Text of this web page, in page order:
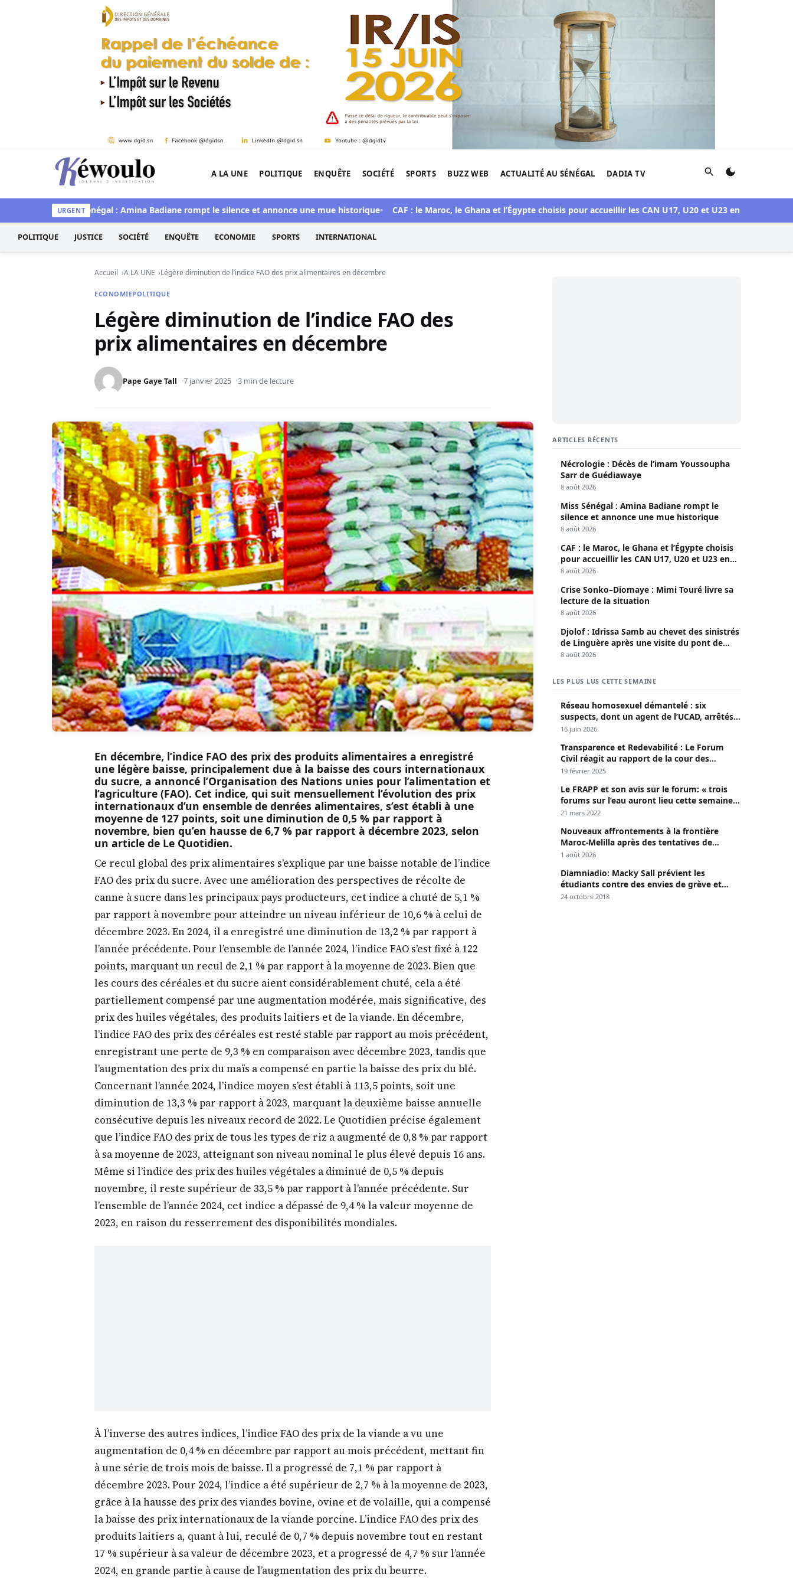
Aller au contenu
Kéwoulo, le premier site d'information et d'investigation de l'Afrique.
A LA UNE POLITIQUE ENQUÊTE SOCIÉTÉ SPORTS BUZZ WEB ACTUALITÉ AU SÉNÉGAL DADIA TV Rechercher
URGENT
Miss Sénégal : Amina Badiane rompt le silence et annonce une mue historique CAF : le Maroc, le Ghana et l’Égypte choisis pour accueillir les CAN U17, U20 et U23 en 2027
POLITIQUE JUSTICE SOCIÉTÉ ENQUÊTE ECONOMIE SPORTS INTERNATIONAL
Accueil A LA UNE Légère diminution de l’indice FAO des prix alimentaires en décembre
ECONOMIEPOLITIQUE
Légère diminution de l’indice FAO des
prix alimentaires en décembre
Pape Gaye Tall 7 janvier 2025 3 min de lecture
En décembre, l’indice FAO des prix des produits alimentaires a enregistré
une légère baisse, principalement due à la baisse des cours internationaux
du sucre, a annoncé l’Organisation des Nations unies pour l’alimentation et
l’agriculture (FAO). Cet indice, qui suit mensuellement l’évolution des prix
internationaux d’un ensemble de denrées alimentaires, s’est établi à une
moyenne de 127 points, soit une diminution de 0,5 % par rapport à
novembre, bien qu’en hausse de 6,7 % par rapport à décembre 2023, selon
un article de Le Quotidien.
Ce recul global des prix alimentaires s’explique par une baisse notable de l’indice
FAO des prix du sucre. Avec une amélioration des perspectives de récolte de
canne à sucre dans les principaux pays producteurs, cet indice a chuté de 5,1 %
par rapport à novembre pour atteindre un niveau inférieur de 10,6 % à celui de
décembre 2023. En 2024, il a enregistré une diminution de 13,2 % par rapport à
l’année précédente. Pour l’ensemble de l’année 2024, l’indice FAO s’est fixé à 122
points, marquant un recul de 2,1 % par rapport à la moyenne de 2023. Bien que
les cours des céréales et du sucre aient considérablement chuté, cela a été
partiellement compensé par une augmentation modérée, mais significative, des
prix des huiles végétales, des produits laitiers et de la viande. En décembre,
l’indice FAO des prix des céréales est resté stable par rapport au mois précédent,
enregistrant une perte de 9,3 % en comparaison avec décembre 2023, tandis que
l’augmentation des prix du maïs a compensé en partie la baisse des prix du blé.
Concernant l’année 2024, l’indice moyen s’est établi à 113,5 points, soit une
diminution de 13,3 % par rapport à 2023, marquant la deuxième baisse annuelle
consécutive depuis les niveaux record de 2022. Le Quotidien précise également
que l’indice FAO des prix de tous les types de riz a augmenté de 0,8 % par rapport
à sa moyenne de 2023, atteignant son niveau nominal le plus élevé depuis 16 ans.
Même si l’indice des prix des huiles végétales a diminué de 0,5 % depuis
novembre, il reste supérieur de 33,5 % par rapport à l’année précédente. Sur
l’ensemble de l’année 2024, cet indice a dépassé de 9,4 % la valeur moyenne de
2023, en raison du resserrement des disponibilités mondiales.
À l’inverse des autres indices, l’indice FAO des prix de la viande a vu une
augmentation de 0,4 % en décembre par rapport au mois précédent, mettant fin
à une série de trois mois de baisse. Il a progressé de 7,1 % par rapport à
décembre 2023. Pour 2024, l’indice a été supérieur de 2,7 % à la moyenne de 2023,
grâce à la hausse des prix des viandes bovine, ovine et de volaille, qui a compensé
la baisse des prix internationaux de la viande porcine. L’indice FAO des prix des
produits laitiers a, quant à lui, reculé de 0,7 % depuis novembre tout en restant
17 % supérieur à sa valeur de décembre 2023, et a progressé de 4,7 % sur l’année
2024, en grande partie à cause de l’augmentation des prix du beurre.
ARTICLES RÉCENTS
Nécrologie : Décès de l’imam Youssoupha
Sarr de Guédiawaye
8 août 2026
Miss Sénégal : Amina Badiane rompt le
silence et annonce une mue historique
8 août 2026
CAF : le Maroc, le Ghana et l’Égypte choisis
pour accueillir les CAN U17, U20 et U23 en
2027
8 août 2026
Crise Sonko–Diomaye : Mimi Touré livre sa
lecture de la situation
8 août 2026
Djolof : Idrissa Samb au chevet des sinistrés
de Linguère après une visite du pont de
Thylla
8 août 2026
LES PLUS LUS CETTE SEMAINE
Réseau homosexuel démantelé : six
suspects, dont un agent de l’UCAD, arrêtés à
Keur Massar ; l’un avoue avoir propagé le
16 juin 2026
Transparence et Redevabilité : Le Forum
Civil réagit au rapport de la cour des
comptes
19 février 2025
Le FRAPP et son avis sur le forum: « trois
forums sur l’eau auront lieu cette semaine à
Dakar »
21 mars 2022
Nouveaux affrontements à la frontière
Maroc-Melilla après des tentatives de
passage
1 août 2026
Diamniadio: Macky Sall prévient les
étudiants contre des envies de grève et
menace
24 octobre 2018